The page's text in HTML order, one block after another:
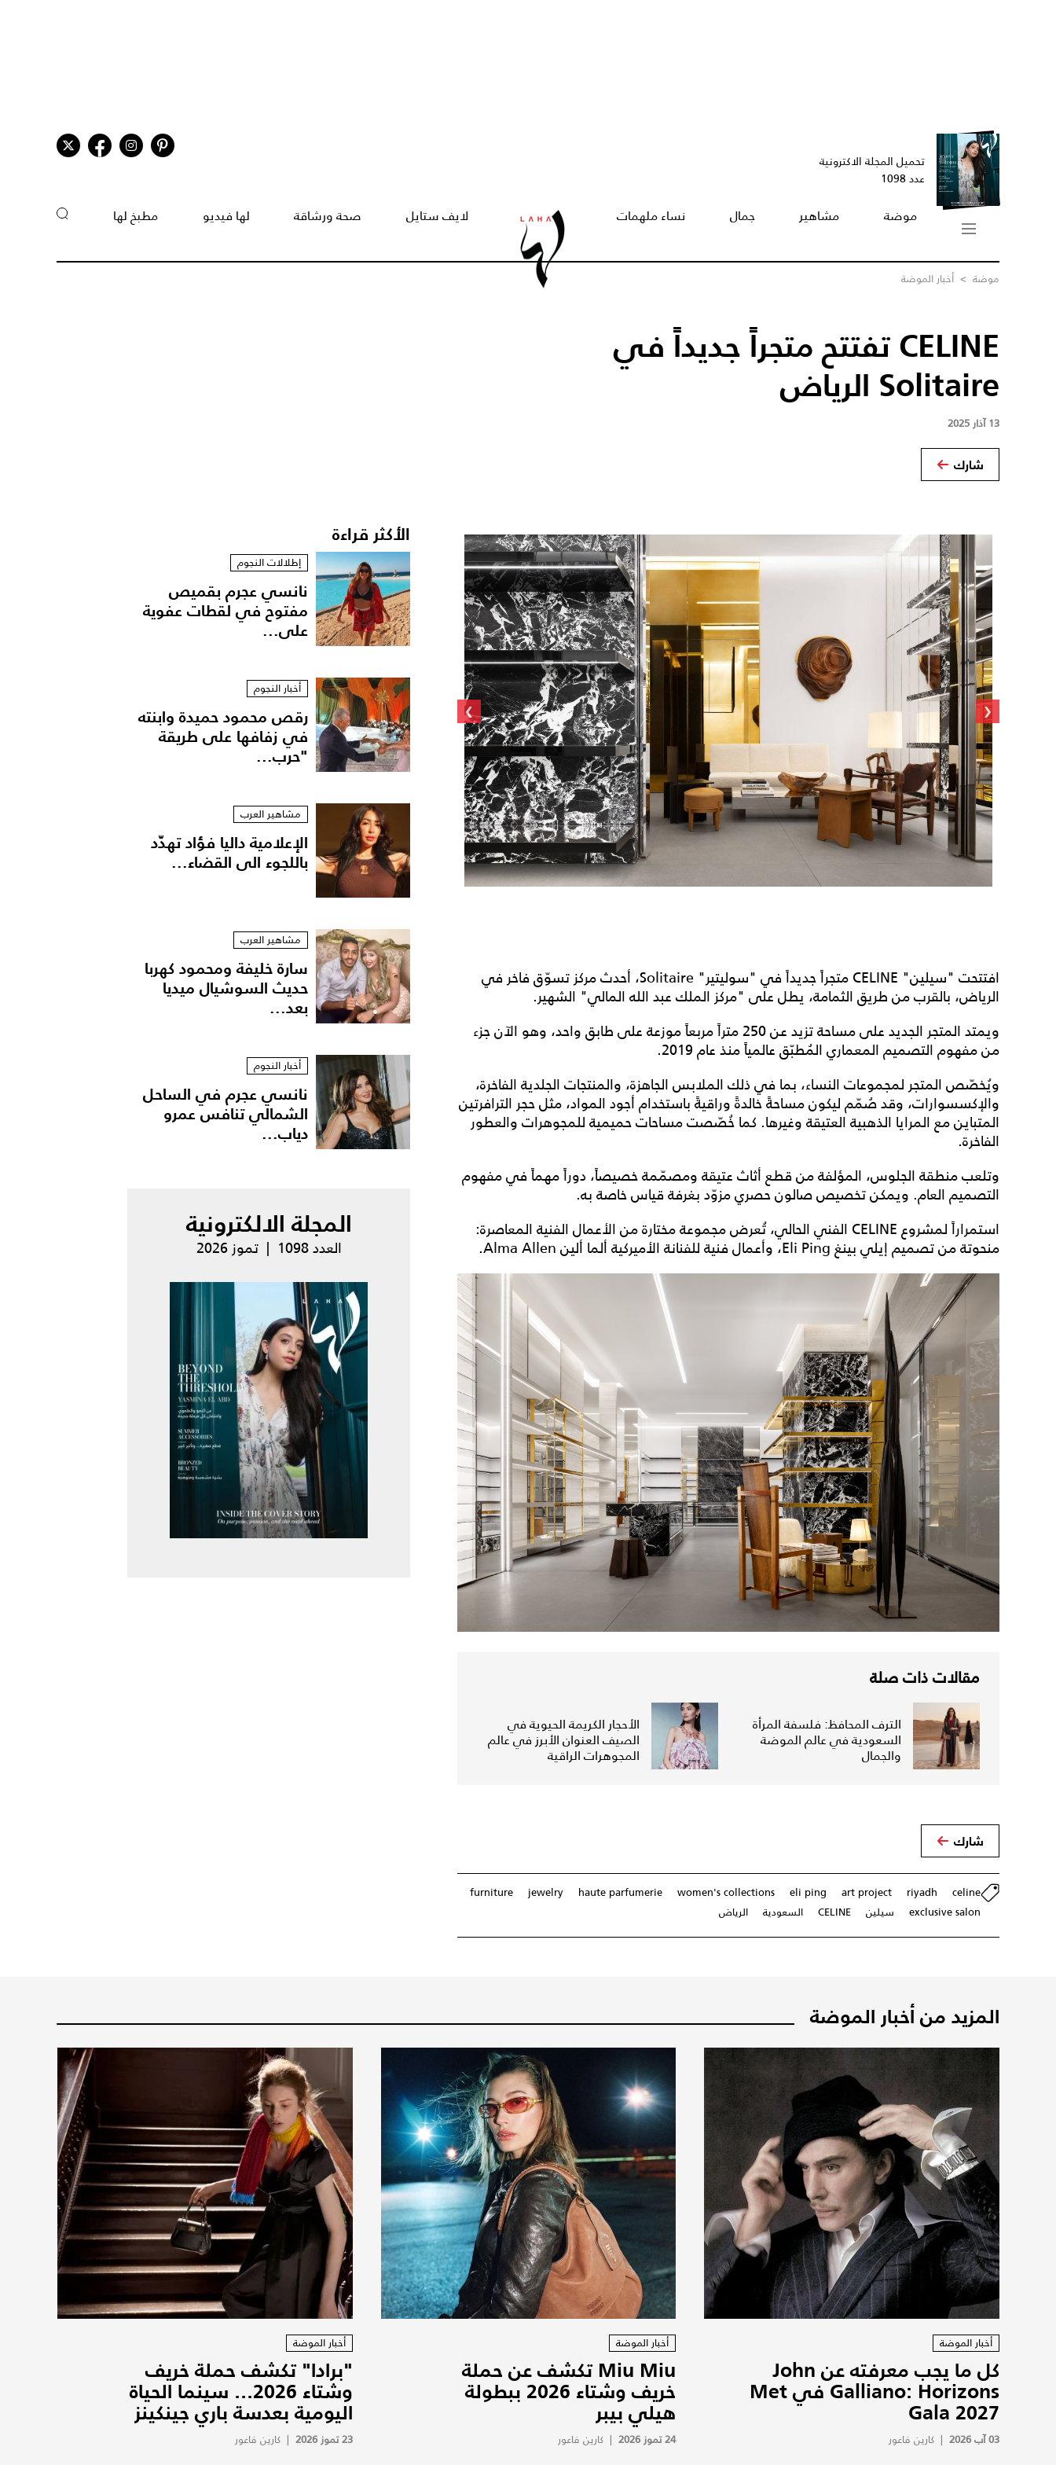
تحميل المجلة الاكترونية
عدد 1098
موضة مشاهير جمال نساء ملهمات لايف ستايل صحة ورشاقة لها فيديو مطبخ لها
موضة > أخبار الموضة
CELINE تفتتح متجراً جديداً في
Solitaire الرياض
13 آذار 2025
شارك
‹
›
افتتحت "سيلين" CELINE متجراً جديداً في "سوليتير" Solitaire، أحدث مركز تسوّق فاخر في
الرياض، بالقرب من طريق الثمامة، يطل على "مركز الملك عبد الله المالي" الشهير.
ويمتد المتجر الجديد على مساحة تزيد عن 250 متراً مربعاً موزعة على طابق واحد، وهو الآن جزء
من مفهوم التصميم المعماري المُطبّق عالمياً منذ عام 2019.
ويُخصّص المتجر لمجموعات النساء، بما في ذلك الملابس الجاهزة، والمنتجات الجلدية الفاخرة،
والإكسسوارات، وقد صُمّم ليكون مساحةً خالدةً وراقيةً باستخدام أجود المواد، مثل حجر الترافرتين
المتباين مع المرايا الذهبية العتيقة وغيرها. كما خُصّصت مساحات حميمية للمجوهرات والعطور
الفاخرة.
وتلعب منطقة الجلوس، المؤلفة من قطع أثاث عتيقة ومصمّمة خصيصاً، دوراً مهماً في مفهوم
التصميم العام. ويمكن تخصيص صالون حصري مزوّد بغرفة قياس خاصة به.
استمراراً لمشروع CELINE الفني الحالي، تُعرض مجموعة مختارة من الأعمال الفنية المعاصرة:
منحوتة من تصميم إيلي بينغ Eli Ping، وأعمال فنية للفنانة الأميركية ألما ألين Alma Allen.
مقالات ذات صلة
الترف المحافظ: فلسفة المرأة
السعودية في عالم الموضة
والجمال
الأحجار الكريمة الحيوية في
الصيف العنوان الأبرز في عالم
المجوهرات الراقية
شارك
celine
riyadh
art project
eli ping
women's collections
haute parfumerie
jewelry
furniture
exclusive salon
سيلين CELINE السعودية الرياض
الأكثر قراءة
إطلالات النجوم
نانسي عجرم بقميص
مفتوح في لقطات عفوية
على...
أخبار النجوم
رقص محمود حميدة وابنته
في زفافها على طريقة
"حرب...
مشاهير العرب
الإعلامية داليا فؤاد تهدّد
باللجوء الى القضاء...
مشاهير العرب
سارة خليفة ومحمود كهربا
حديث السوشيال ميديا
بعد...
أخبار النجوم
نانسي عجرم في الساحل
الشمالي تنافس عمرو
دياب...
المجلة الالكترونية
العدد 1098 | تموز 2026
المزيد من أخبار الموضة
أخبار الموضة
كل ما يجب معرفته عن John
Galliano: Horizons في Met
Gala 2027
03 آب 2026 | كارين فاعور
أخبار الموضة
Miu Miu تكشف عن حملة
خريف وشتاء 2026 ببطولة
هيلي بيبر
24 تموز 2026 | كارين فاعور
أخبار الموضة
"برادا" تكشف حملة خريف
وشتاء 2026... سينما الحياة
اليومية بعدسة باري جينكينز
23 تموز 2026 |كارين فاعور